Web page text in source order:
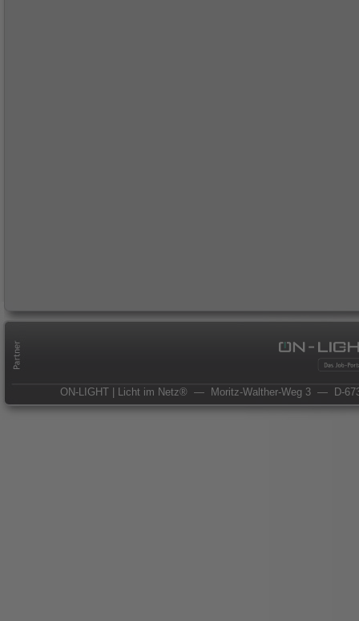
ON-LIGHT | Licht im Netz® — Moritz-Walther-Weg 3 — D-